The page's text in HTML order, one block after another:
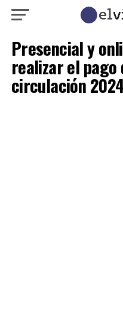
Presencial y
realizar el pago
circulación